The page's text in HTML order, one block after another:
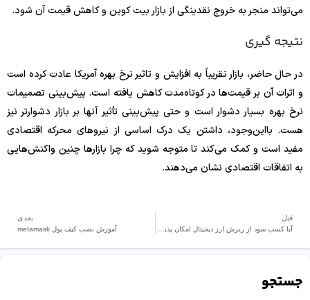
می‌تواند منجر به خروج نقدینگی از بازار بیت کوین و کاهش قیمت آن شود.
نتیجه گیری
در حال حاضر، بازار تقریباً به افزایش و تاثیر نرخ‌ بهره آمریکا عادت کرده است
و اثرات آن بر قیمت‌ها در کوتاه‌مدت کاهش یافته است. پیش‌بینی تصمیمات
نرخ بهره بسیار دشوار است و حتی پیش‌بینی تأثیر آنها بر بازار دشوارتر نیز
هست. بااین‌وجود، داشتن یک درک اساسی از نیروهای محرکه اقتصادی
مفید است و کمک می‌کند تا متوجه شوید که چرا بازارها چنین واکنش‌هایی
به اتفاقات اقتصادی نشان می‌دهند.
قبل بعدی
آموزش نصب کیف پول metamask
جستجو